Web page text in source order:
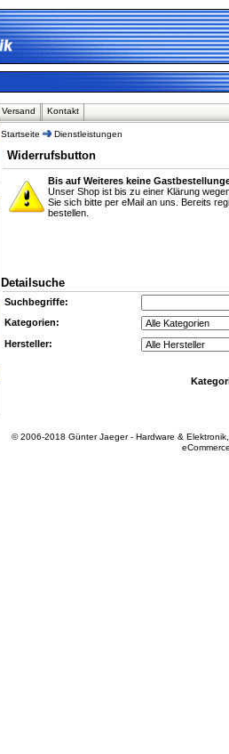
Versand Kontakt
Startseite Dienstleistungen
Widerrufsbutton
Bis auf Weiteres keine
Unser Shop ist bis zu einer Klärung
Sie sich bitte per eMail an uns. Bereits
bestellen.
Detailsuche
Suchbegriffe:
Kategorien:
Hersteller:
© 2006-2018 Günter Jaeger - Hardware &